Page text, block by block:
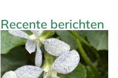
Recente berichten